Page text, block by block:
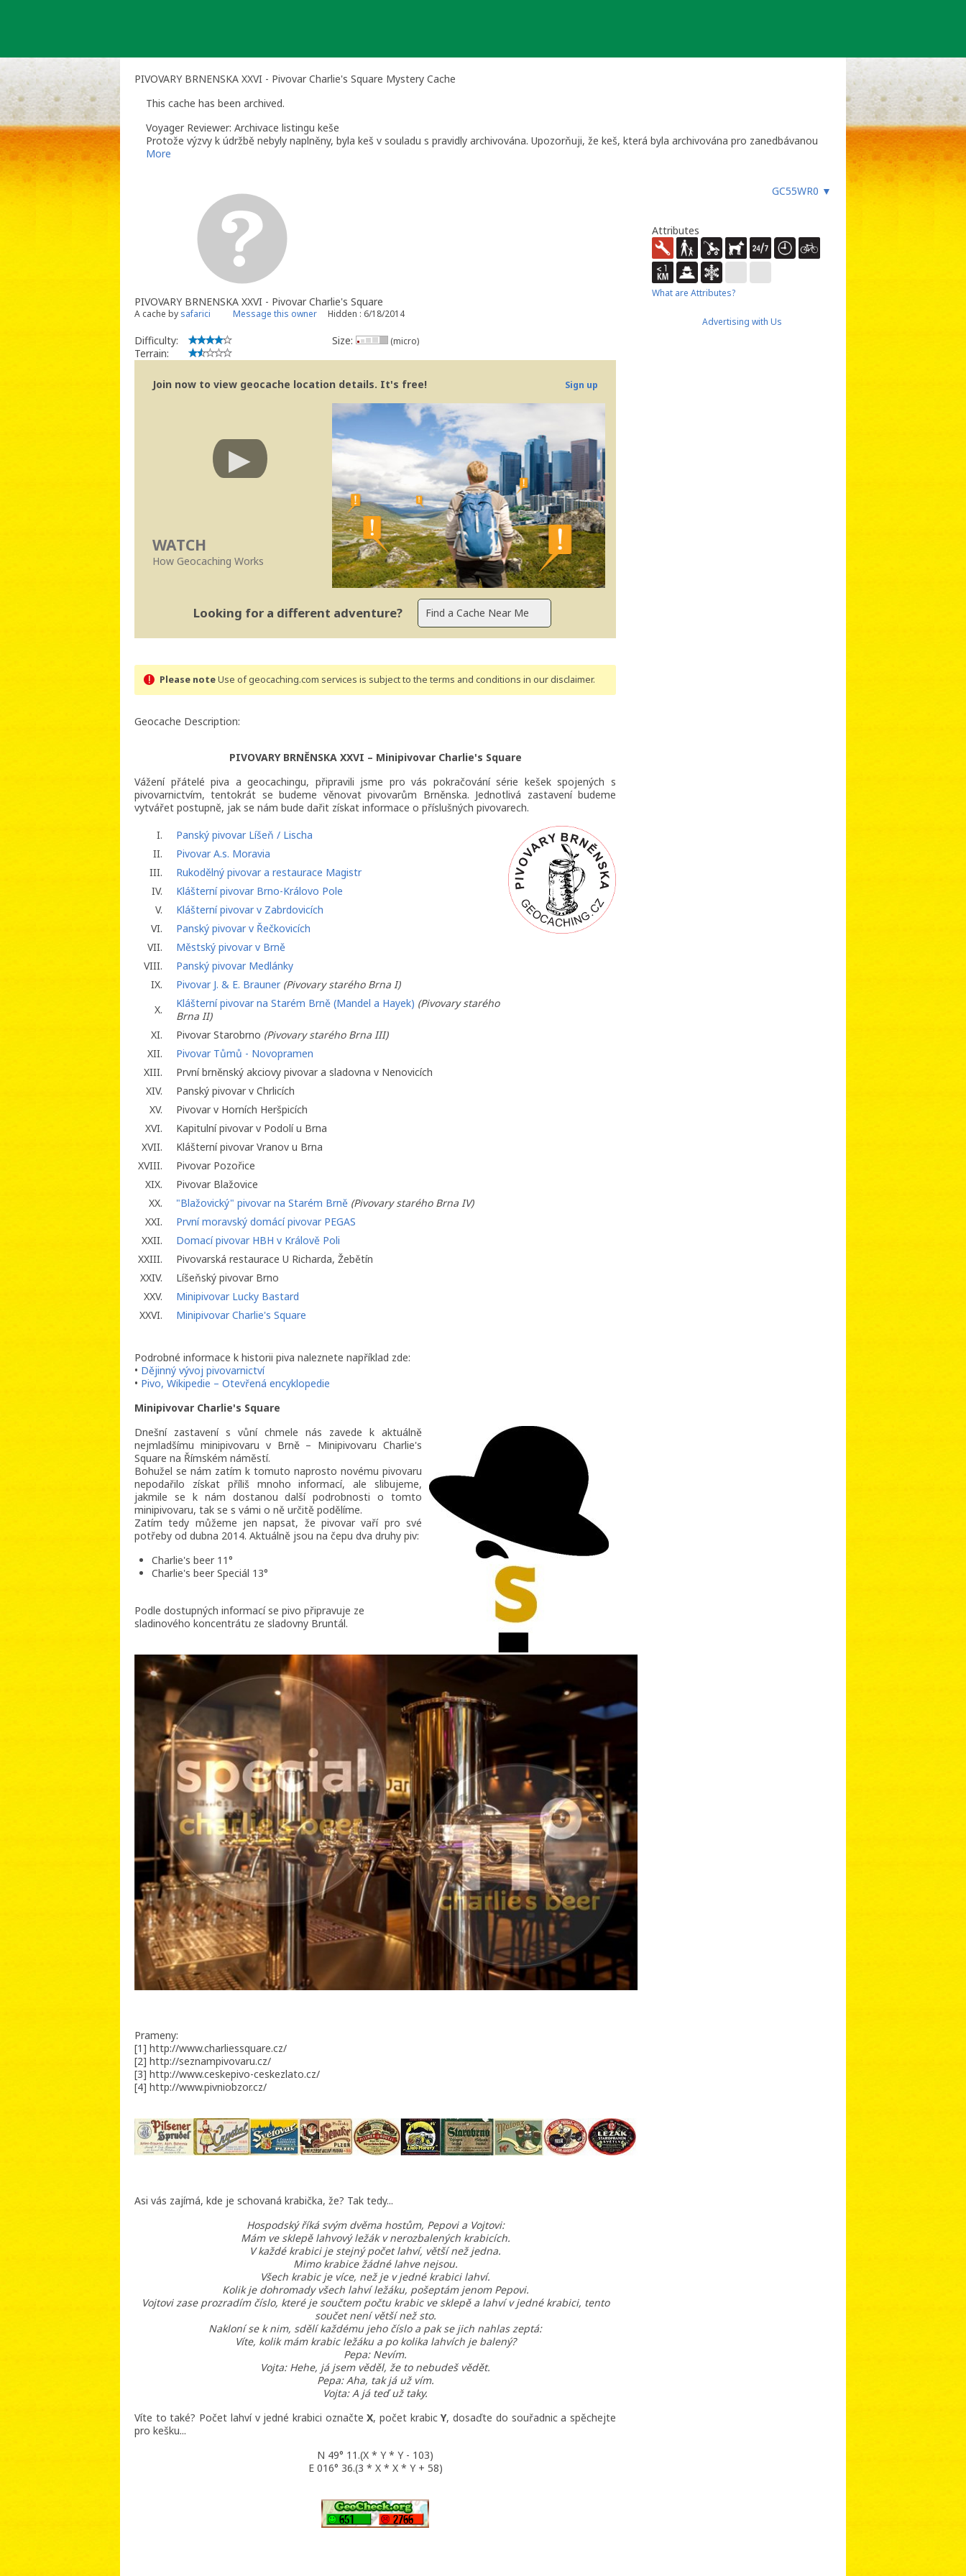
PIVOVARY BRNENSKA XXVI - Pivovar Charlie's Square Mystery Cache
This cache has been archived.
Voyager Reviewer: Archivace listingu keše
Protože výzvy k údržbě nebyly naplněny, byla keš v souladu s pravidly archivována. Upozorňuji, že keš, která byla archivována pro zanedbávanou
údržbu, již nelze odarchivovat.
More
GC55WR0 ▼
PIVOVARY BRNENSKA XXVI - Pivovar Charlie's Square
A cache by safarici Message this owner Hidden : 6/18/2014
Difficulty:
Terrain:
Size: (micro)
Join now to view geocache location details. It's free! Sign up
WATCH
How Geocaching Works
Looking for a different adventure?
Please noteUse of geocaching.com services is subject to the terms and conditions in our disclaimer.
Geocache Description:
PIVOVARY BRNĚNSKA XXVI – Minipivovar Charlie's Square
Vážení přátelé piva a geocachingu, připravili jsme pro vás pokračování série kešek spojených s
pivovarnictvím, tentokrát se budeme věnovat pivovarům Brněnska. Jednotlivá zastavení budeme
vytvářet postupně, jak se nám bude dařit získat informace o příslušných pivovarech.
I.
Panský pivovar Líšeň / Lischa
II.
Pivovar A.s. Moravia
III.
Rukodělný pivovar a restaurace Magistr
IV.
Klášterní pivovar Brno-Královo Pole
V.
Klášterní pivovar v Zabrdovicích
VI.
Panský pivovar v Řečkovicích
VII.
Městský pivovar v Brně
VIII.
Panský pivovar Medlánky
IX.
Pivovar J. & E. Brauner (Pivovary starého Brna I)
X.
Klášterní pivovar na Starém Brně (Mandel a Hayek) (Pivovary starého
Brna II)
XI.
Pivovar Starobrno (Pivovary starého Brna III)
XII.
Pivovar Tůmů - Novopramen
XIII.
První brněnský akciovy pivovar a sladovna v Nenovicích
XIV.
Panský pivovar v Chrlicích
XV.
Pivovar v Horních Heršpicích
XVI.
Kapitulní pivovar v Podolí u Brna
XVII.
Klášterní pivovar Vranov u Brna
XVIII.
Pivovar Pozořice
XIX.
Pivovar Blažovice
XX.
"Blažovický" pivovar na Starém Brně (Pivovary starého Brna IV)
XXI.
První moravský domácí pivovar PEGAS
XXII.
Domací pivovar HBH v Králově Poli
XXIII.
Pivovarská restaurace U Richarda, Žebětín
XXIV.
Líšeňský pivovar Brno
XXV.
Minipivovar Lucky Bastard
XXVI.
Minipivovar Charlie's Square
Podrobné informace k historii piva naleznete například zde:
• Dějinný vývoj pivovarnictví
• Pivo, Wikipedie – Otevřená encyklopedie
Minipivovar Charlie's Square
Dnešní zastavení s vůní chmele nás zavede k aktuálně
nejmladšímu minipivovaru v Brně – Minipivovaru Charlie's
Square na Římském náměstí.
Bohužel se nám zatím k tomuto naprosto novému pivovaru
nepodařilo získat příliš mnoho informací, ale slibujeme,
jakmile se k nám dostanou další podrobnosti o tomto
minipivovaru, tak se s vámi o ně určitě podělíme.
Zatím tedy můžeme jen napsat, že pivovar vaří pro své
potřeby od dubna 2014. Aktuálně jsou na čepu dva druhy piv:
Charlie's beer 11°
Charlie's beer Speciál 13°
Podle dostupných informací se pivo připravuje ze
sladinového koncentrátu ze sladovny Bruntál.
Prameny:
[1] http://www.charliessquare.cz/
[2] http://seznampivovaru.cz/
[3] http://www.ceskepivo-ceskezlato.cz/
[4] http://www.pivniobzor.cz/
Asi vás zajímá, kde je schovaná krabička, že? Tak tedy...
Hospodský říká svým dvěma hostům, Pepovi a Vojtovi:
Mám ve sklepě lahvový ležák v nerozbalených krabicích.
V každé krabici je stejný počet lahví, větší než jedna.
Mimo krabice žádné lahve nejsou.
Všech krabic je více, než je v jedné krabici lahví.
Kolik je dohromady všech lahví ležáku, pošeptám jenom Pepovi.
Vojtovi zase prozradím číslo, které je součtem počtu krabic ve sklepě a lahví v jedné krabici, tento
součet není větší než sto.
Nakloní se k nim, sdělí každému jeho číslo a pak se jich nahlas zeptá:
Víte, kolik mám krabic ležáku a po kolika lahvích je balený?
Pepa: Nevím.
Vojta: Hehe, já jsem věděl, že to nebudeš vědět.
Pepa: Aha, tak já už vím.
Vojta: A já teď už taky.
Víte to také? Počet lahví v jedné krabici označteX, počet krabicY, dosaďte do souřadnic a spěchejte
pro kešku...
N 49° 11.(X * Y * Y - 103)
E 016° 36.(3 * X * X * Y + 58)
Attributes
What are Attributes?
Advertising with Us